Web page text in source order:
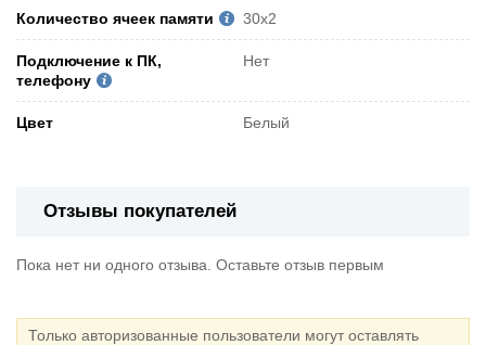
Количество ячеек памяти 30х2
Подключение к ПК,
телефону
Нет
Цвет Белый
Отзывы покупателей
Пока нет ни одного отзыва. Оставьте отзыв первым
Только авторизованные пользователи могут оставлять